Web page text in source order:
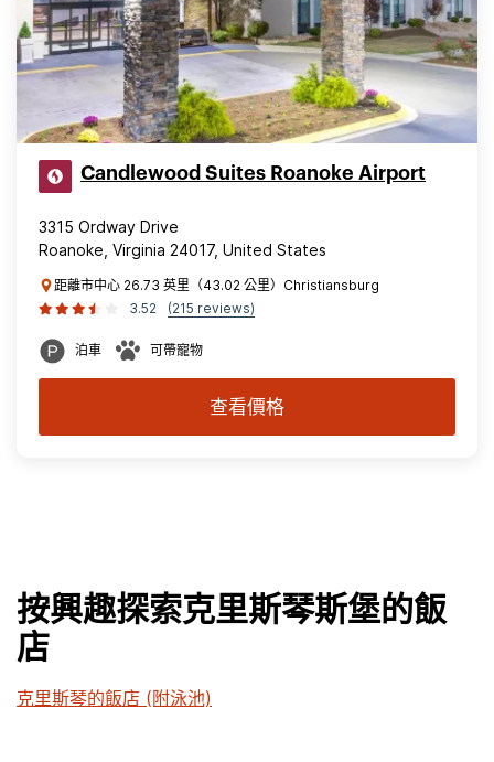
Candlewood Suites Roanoke Airport
3315 Ordway Drive
Roanoke, Virginia 24017, United States
距離市中心 26.73 英里（43.02 公里）Christiansburg
3.52
(215 reviews)
泊車 可帶寵物
查看價格
按興趣探索克里斯琴斯堡的飯
店
克里斯琴的飯店 (附泳池)